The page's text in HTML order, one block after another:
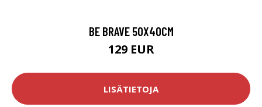
BE BRAVE 50X40CM
129 EUR
LISÄTIETOJA